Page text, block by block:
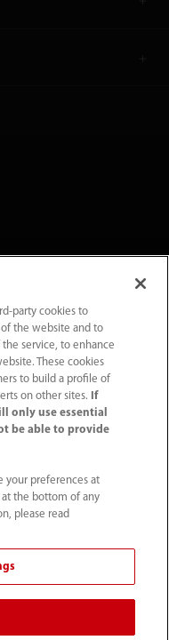
Policy｜
Etico｜
ilRating di Legalità
party cookies to
the website and to
service, to enhance
These cookies
to build a profile of
on other sites.
If
only use essential
be able to provide
your preferences at
the bottom of any
please read